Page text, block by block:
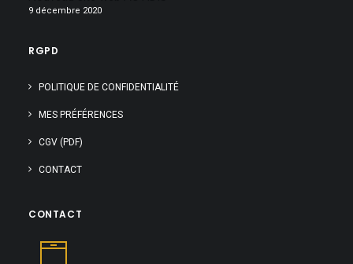
9 décembre 2020
RGPD
POLITIQUE DE CONFIDENTIALITÉ
MES PRÉFÉRENCES
CGV (PDF)
CONTACT
CONTACT